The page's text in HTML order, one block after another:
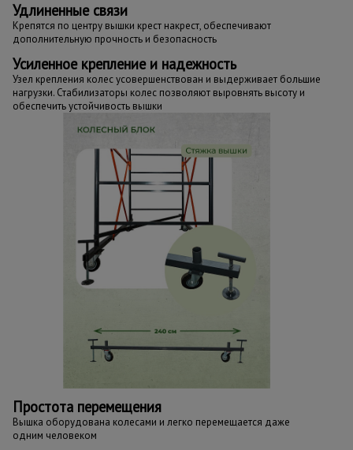
Удлиненные связи
Крепятся по центру вышки крест накрест, обеспечивают
дополнительную прочность и безопасность
Усиленное крепление и надежность
Узел крепления колес усовершенствован и выдерживает большие
нагрузки. Стабилизаторы колес позволяют выровнять высоту и
обеспечить устойчивость вышки
Простота перемещения
Вышка оборудована колесами и легко перемещается даже
одним человеком